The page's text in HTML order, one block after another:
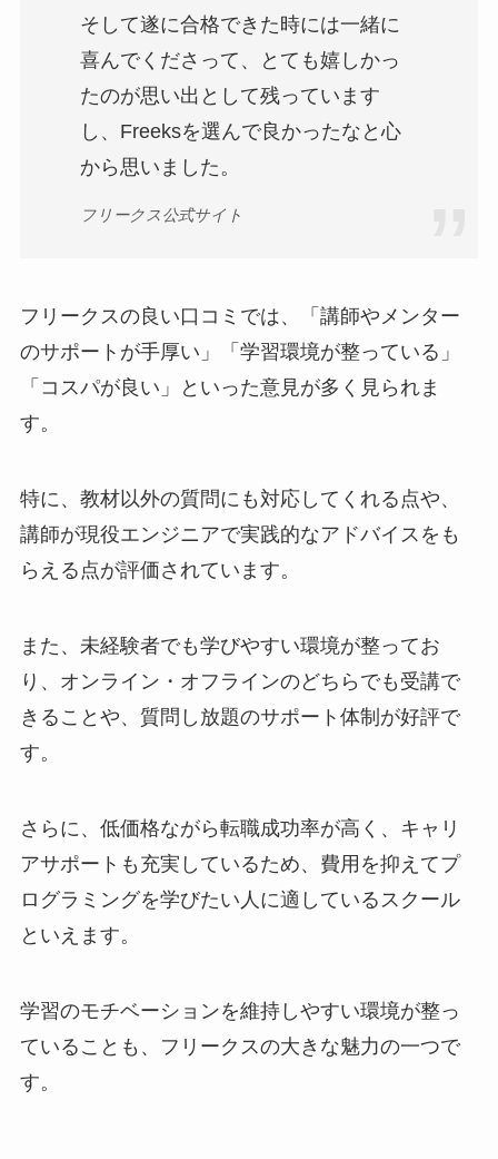
そして遂に合格できた時には一緒に
喜んでくださって、とても嬉しかっ
たのが思い出として残っています
し、Freeksを選んで良かったなと心
から思いました。
フリークス公式サイト
フリークスの良い口コミでは、「講師やメンター
のサポートが手厚い」「学習環境が整っている」
「コスパが良い」といった意見が多く見られま
す。
特に、教材以外の質問にも対応してくれる点や、
講師が現役エンジニアで実践的なアドバイスをも
らえる点が評価されています。
また、未経験者でも学びやすい環境が整ってお
り、オンライン・オフラインのどちらでも受講で
きることや、質問し放題のサポート体制が好評で
す。
さらに、低価格ながら転職成功率が高く、キャリ
アサポートも充実しているため、費用を抑えてプ
ログラミングを学びたい人に適しているスクール
といえます。
学習のモチベーションを維持しやすい環境が整っ
ていることも、フリークスの大きな魅力の一つで
す。